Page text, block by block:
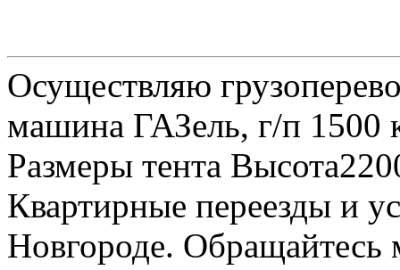
Осуществляю
машина ГАЗель, г/п 1500
Размеры тента
Квартирные переезды и
Новгороде.